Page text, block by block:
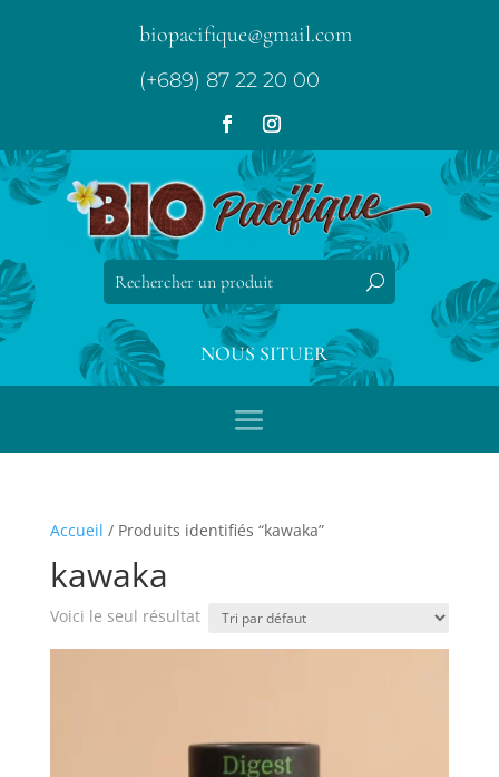
biopacifique@gmail.com
(+689) 87 22 20 00
NOUS SITUER
Accueil / Produits identifiés “kawaka”
kawaka
Voici le seul résultat